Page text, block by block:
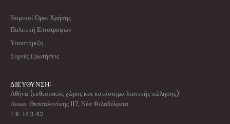
Νομικοί Όροι Χρήσης
Πολιτική Επιστροφών
Υποστήριξη
Συχνές Ερωτήσεις
ΔΙΕΥΘΥΝΣΗ:
Αθήνα (εκθεσιακός χώρος και κατάστημα λιανικής πώλησης):
Λεωφ. Θεσσαλονίκης 117, Νέα Φιλαδέλφεια
T.K. 143 42